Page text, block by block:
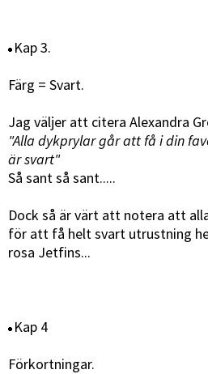
Kap 3.
Färg = Svart.
Jag väljer att citera Alexandra
"Alla dykprylar går att få i din
är svart"
Så sant så sant.....
Dock så är värt att notera att
för att få helt svart utrustning
rosa Jetfins...
Kap 4
Förkortningar.